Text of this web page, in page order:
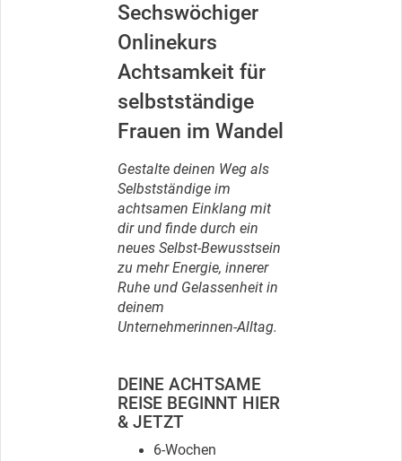
Sechswöchiger
Onlinekurs
Achtsamkeit für
selbstständige
Frauen im Wandel
Gestalte deinen Weg als
Selbstständige im
achtsamen Einklang mit
dir und finde durch ein
neues Selbst-Bewusstsein
zu mehr Energie, innerer
Ruhe und Gelassenheit in
deinem
Unternehmerinnen-Alltag.
DEINE ACHTSAME
REISE BEGINNT HIER
& JETZT
6-Wochen